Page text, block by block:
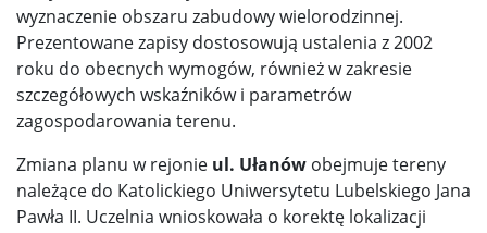
wyznaczenie obszaru zabudowy wielorodzinnej.
Prezentowane zapisy dostosowują ustalenia z 2002
roku do obecnych wymogów, również w zakresie
szczegółowych wskaźników i parametrów
zagospodarowania terenu.
Zmiana planu w rejonie ul. Ułanów obejmuje tereny
należące do Katolickiego Uniwersytetu Lubelskiego Jana
Pawła II. Uczelnia wnioskowała o korektę lokalizacji